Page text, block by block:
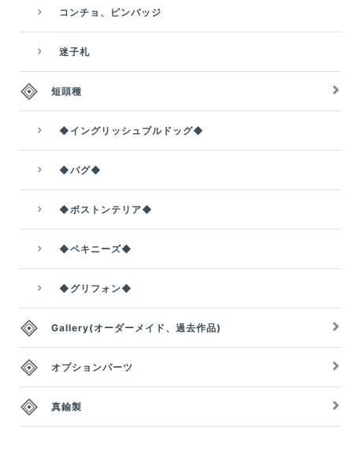
コンチョ、ピンバッジ
迷子札
短頭種
◆イングリッシュブルドッグ◆
◆パグ◆
◆ボストンテリア◆
◆ペキニーズ◆
◆グリフォン◆
Gallery(オーダーメイド、過去作品)
オプションパーツ
真鍮製